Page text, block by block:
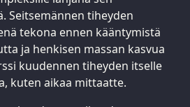
Seitsemännen tiheyden
tekona ennen kääntymistä
ja henkisen massan kasvua
kuudennen tiheyden itselle
kuten aikaa mittaatte.